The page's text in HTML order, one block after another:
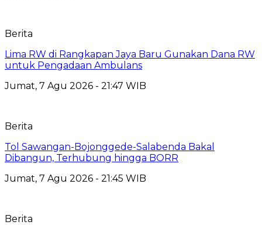
Berita
Lima RW di Rangkapan Jaya Baru Gunakan Dana RW
untuk Pengadaan Ambulans
Jumat, 7 Agu 2026 - 21:47 WIB
Berita
Tol Sawangan-Bojonggede-Salabenda Bakal
Dibangun, Terhubung hingga BORR
Jumat, 7 Agu 2026 - 21:45 WIB
Berita